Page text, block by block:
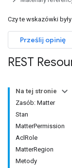
Czy te wskazówki
Prześlij opinię
REST
Na tej stronie
Zasób: Matter
Stan
MatterPermission
AclRole
MatterRegion
Metody